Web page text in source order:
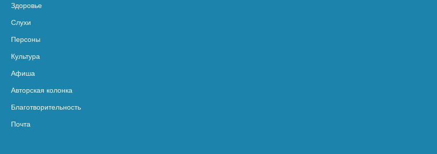
Здоровье
Слухи
Персоны
Культура
Афиша
Авторская колонка
Благотворительность
Почта